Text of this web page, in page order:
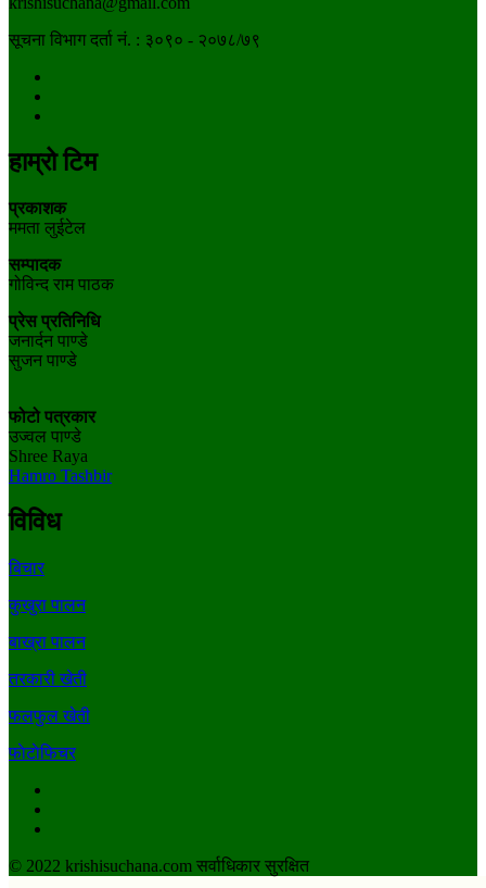
सूचना विभाग दर्ता नं. : ३०९० - २०७८/७९
हाम्रो टिम
प्रकाशक
ममता लुईटेल
सम्पादक
गोविन्द राम पाठक
प्रेस प्रतिनिधि
जनार्दन पाण्डे
सुजन पाण्डे
फोटो पत्रकार
उज्वल पाण्डे
Shree Raya
Hamro Tashbir
विविध
बिचार
कुखुरा पालन
बाख्रा पालन
तरकारी खेती
फलफुल खेती
फाेटाेफिचर
© 2022 krishisuchana.com सर्वाधिकार सुरक्षित